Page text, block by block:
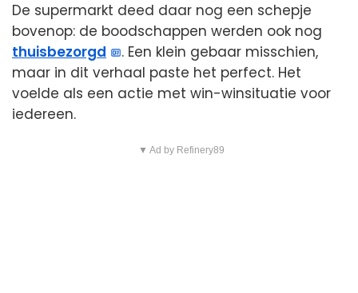
De supermarkt deed daar nog een schepje
bovenop: de boodschappen werden ook nog
thuisbezorgd
. Een klein gebaar misschien,
maar in dit verhaal paste het perfect. Het
voelde als een actie met win-winsituatie voor
iedereen.
▼ Ad by Refinery89